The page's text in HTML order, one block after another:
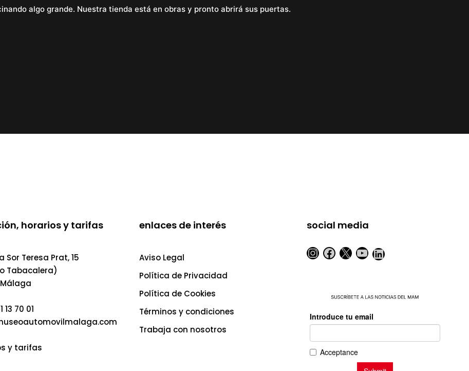
algo grande. Nuestra tienda está en obras y pronto abrirá sus puertas.
horarios y tarifas
Sor Teresa Prat, 15
Tabacalera)
13 70 01
y tarifas
enlaces de interés
Aviso Legal
Política de Privacidad
Política de Cookies
Términos y condiciones
Trabaja con nosotros
social media
Instagram
Facebook
X YouTube
LinkedIn